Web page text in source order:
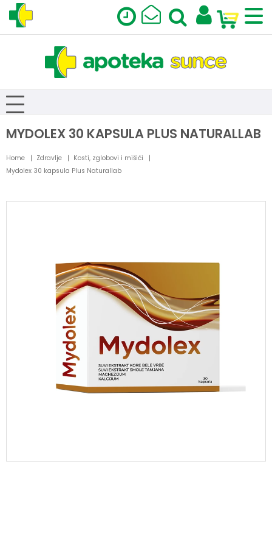
MYDOLEX 30 KAPSULA PLUS NATURALLAB
Home Zdravlje
Kosti, zglobovi i mišići
Mydolex 30 kapsula Plus Naturallab